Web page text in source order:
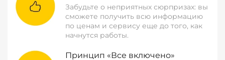
Забудьте о неприятных сюрпризах: вы
сможете получить всю информацию
по ценам и сервису еще до того, как
начнутся работы.
Принцип «Все включено»